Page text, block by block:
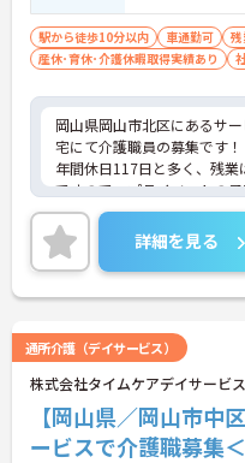
る方あれば
駅から徒歩10分以内 車通勤可
産休･育休･介護休暇取得実績あり
岡山県岡山市北区にあるサ
宅にて介護職員の募集です！
年間休日117日と多く、残業
ですので、プライベートの
ご興味ある方には、面接対
詳細をお話しいたしますので
い。
詳細を見る
通所介護（デイサービス）
株式会社タイムケアデイサービ
【岡山県／岡山市
ービスで介護職募集